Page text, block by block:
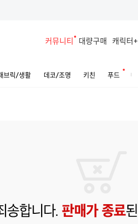
커뮤니티 대량구매 캐릭터+
브릭/생활 데코/조명 키친 푸드